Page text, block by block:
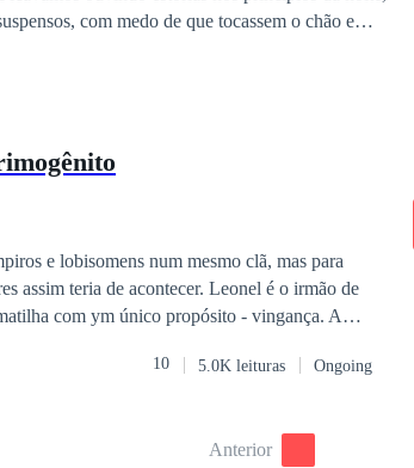
com medo de que tocassem o chão e
contador de estórias, esses pequenos contos,
e lobisomens num mesmo clã, mas para
assim teria de acontecer. Leonel é o irmão de
com ym único propósito - vingança. A
é tudo, afinal Marcus também está
a duras penas. Passado e presente vão se bater de
10 5.0K leituras Ongoing
Anterior